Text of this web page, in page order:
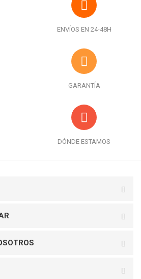
ENVÍOS EN 24-48H
GARANTÍA
DÓNDE ESTAMOS